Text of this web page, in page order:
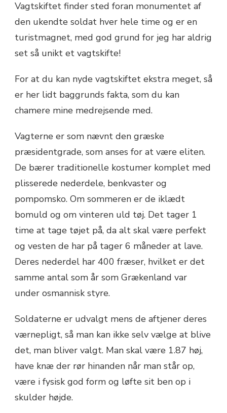
Vagtskiftet finder sted foran monumentet af
den ukendte soldat hver hele time og er en
turistmagnet, med god grund for jeg har aldrig
set så unikt et vagtskifte!
For at du kan nyde vagtskiftet ekstra meget, så
er her lidt baggrunds fakta, som du kan
chamere mine medrejsende med.
Vagterne er som nævnt den græske
præsidentgrade, som anses for at være eliten.
De bærer traditionelle kostumer komplet med
plisserede nederdele, benkvaster og
pompomsko. Om sommeren er de iklædt
bomuld og om vinteren uld tøj. Det tager 1
time at tage tøjet på, da alt skal være perfekt
og vesten de har på tager 6 måneder at lave.
Deres nederdel har 400 fræser, hvilket er det
samme antal som år som Grækenland var
under osmannisk styre.
Soldaterne er udvalgt mens de aftjener deres
værnepligt, så man kan ikke selv vælge at blive
det, man bliver valgt. Man skal være 1.87 høj,
have knæ der rør hinanden når man står op,
være i fysisk god form og løfte sit ben op i
skulder højde.